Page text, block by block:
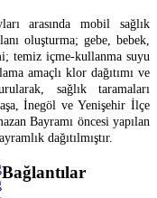
arasında mobil sağlık
oluşturma; gebe, bebek,
temiz içme-kullanma suyu
amaçlı klor dağıtımı ve
sağlık taramaları
İnegöl ve Yenişehir İlçe
Bayramı öncesi yapılan
dağıtılmıştır.
Bağlantılar